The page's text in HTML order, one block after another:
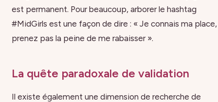
est permanent. Pour beaucoup, arborer le hashtag
#MidGirls est une façon de dire : « Je connais ma
prenez pas la peine de me rabaisser ».
La quête paradoxale de validation
Il existe également une dimension de recherche de